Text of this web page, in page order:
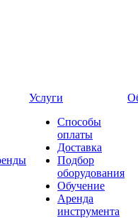
Услуги
Способы
оплаты
Доставка
Подбор
оборудования
Обучение
Аренда
инструмента